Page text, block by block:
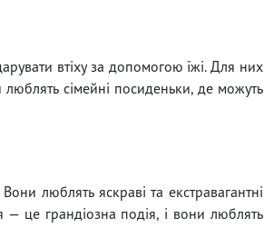
втіху за допомогою їжі. Для них
сімейні посиденьки, де можуть
люблять яскраві та екстравагантні
— це грандіозна подія, і вони люблять